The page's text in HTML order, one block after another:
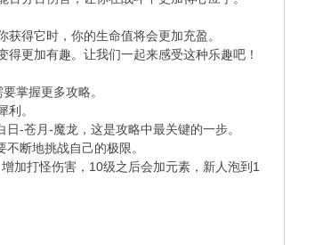
得它时，你的生命值将会更加充盈。
更加有趣。让我们一起来感受这种乐趣吧！
掌握更多攻略。
。
-苍月-魔龙，这是攻略中最关键的一步。
断地挑战自己的极限。
加打怪伤害，10级之后会加元素，新人泡到1